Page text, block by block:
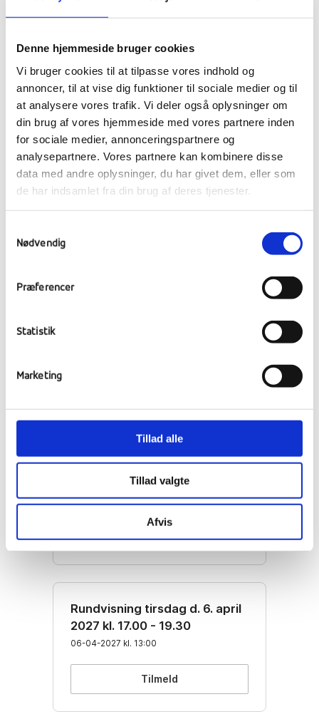
Denne hjemmeside bruger cookies
Vi bruger cookies til at tilpasse vores indhold og
annoncer, til at vise dig funktioner til sociale medier og til
at analysere vores trafik. Vi deler også oplysninger om
din brug af vores hjemmeside med vores partnere inden
for sociale medier, annonceringspartnere og
analysepartnere. Vores partnere kan kombinere disse
data med andre oplysninger, du har givet dem, eller som
de har indsamlet fra din brug af deres tjenester.
Nødvendig
Præferencer
Statistik
Marketing
Tillad alle
Tillad valgte
Afvis